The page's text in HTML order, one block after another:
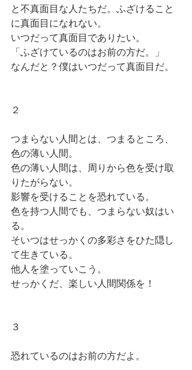
と不真面目な人たちだ。ふざけること
に真面目になれない。
いつだって真面目でありたい。
「ふざけているのはお前の方だ。」
なんだと？僕はいつだって真面目だ。
２
つまらない人間とは、つまるところ、
色の薄い人間。
色の薄い人間は、周りから色を受け取
りたがらない。
影響を受けることを恐れている。
色を持つ人間でも、つまらない奴はい
る。
そいつはせっかくの多彩さをひた隠し
て生きている。
他人を塗っていこう。
せっかくだ、楽しい人間関係を！
３
恐れているのはお前の方だよ。